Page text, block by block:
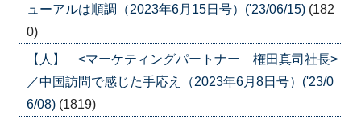
ューアルは順調（2023年6月15日号）('23/06/15) (182
0)
【人】 <マーケティングパートナー 権田真司社長>
／中国訪問で感じた手応え（2023年6月8日号）('23/0
6/08) (1819)